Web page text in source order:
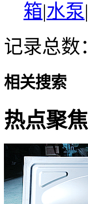
箱|水泵|
记录总数
相关搜索
热点聚焦